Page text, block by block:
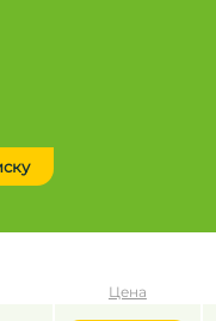
Цена